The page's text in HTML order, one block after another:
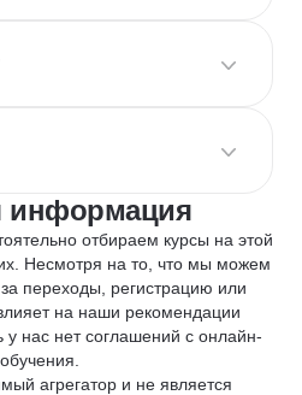
информация
отбираем курсы на этой
Несмотря на то, что мы можем
переходы, регистрацию или
на наши рекомендации
у нас нет соглашений с онлайн-
агрегатор и не является